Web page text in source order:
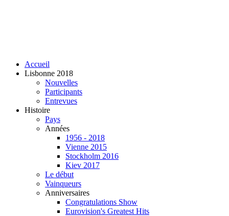
Accueil
Lisbonne 2018
Nouvelles
Participants
Entrevues
Histoire
Pays
Années
1956 - 2018
Vienne 2015
Stockholm 2016
Kiev 2017
Le début
Vainqueurs
Anniversaires
Congratulations Show
Eurovision's Greatest Hits